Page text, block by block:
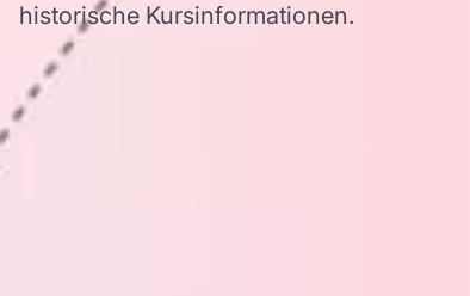
historische Kursinformationen.